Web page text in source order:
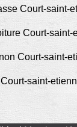
Court-saint-
Court-saint-
Court-saint-
saint-